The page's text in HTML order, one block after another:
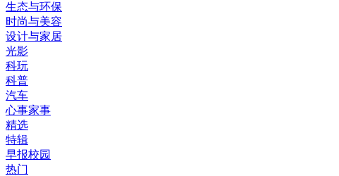
生态与环保
时尚与美容
设计与家居
光影
科玩
科普
汽车
心事家事
精选
特辑
早报校园
热门